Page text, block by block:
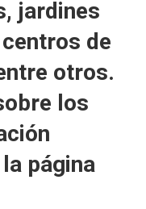
jardines
de
otros.
los
página